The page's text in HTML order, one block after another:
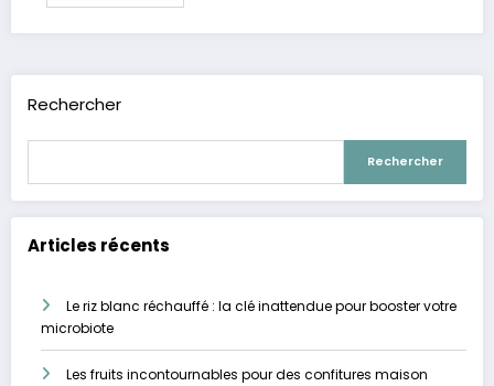
Rechercher
Rechercher
Articles récents
Le riz blanc réchauffé : la clé inattendue pour booster votre
microbiote
Les fruits incontournables pour des confitures maison